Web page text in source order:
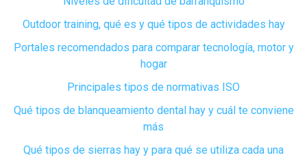
Outdoor training, qué es y qué tipos de actividades hay
Portales recomendados para comparar tecnología, motor y
hogar
Principales tipos de normativas ISO
Qué tipos de blanqueamiento dental hay y cuál te conviene
más
Qué tipos de sierras hay y para qué se utiliza cada una